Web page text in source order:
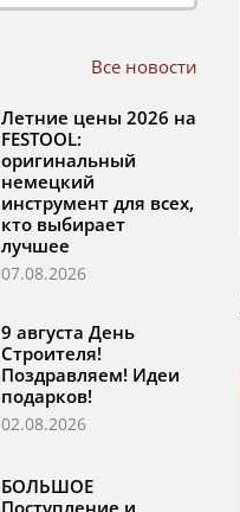
Все новости
Летние цены 2026 на
FESTOOL:
оригинальный
немецкий
инструмент для всех,
кто выбирает
лучшее
07.08.2026
9 августа День
Строителя!
Поздравляем! Идеи
подарков!
02.08.2026
БОЛЬШОЕ